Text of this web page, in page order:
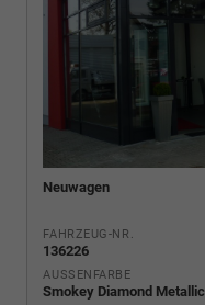
Neuwagen
FAHRZEUG-NR.
136226
AUSSENFARBE
Smokey Diamond Metallic